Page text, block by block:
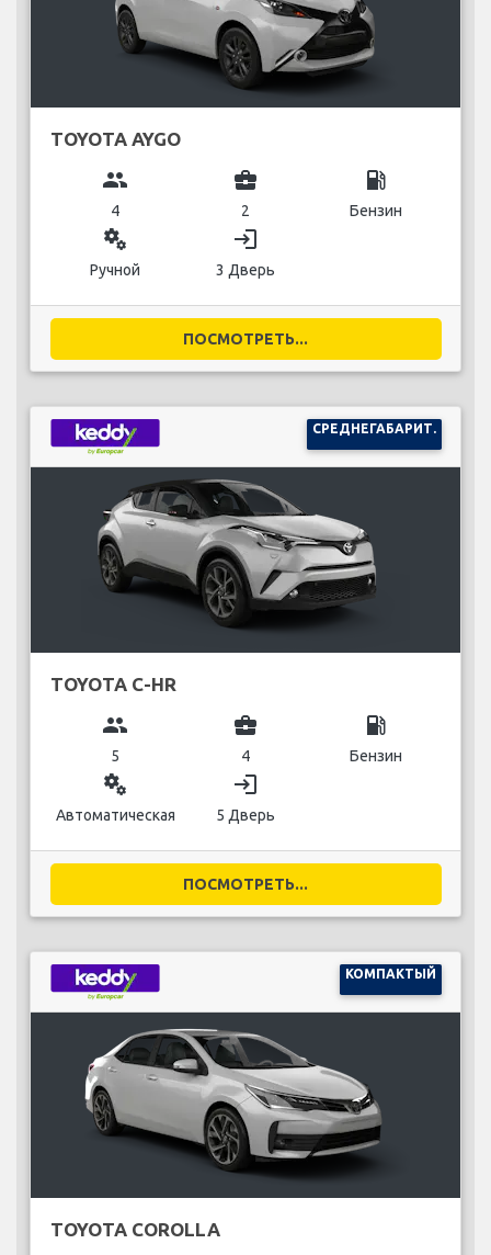
TOYOTA AYGO
group
4
business_center
2
local_gas_station
Бензин
miscellaneous_services
Ручной
login
3 Дверь
ПОСМОТРЕТЬ...
СРЕДНЕГАБАРИТ.
TOYOTA C-HR
group
5
business_center
4
local_gas_station
Бензин
miscellaneous_services
Автоматическая
login
5 Дверь
ПОСМОТРЕТЬ...
КОМПАКТЫЙ
TOYOTA COROLLA